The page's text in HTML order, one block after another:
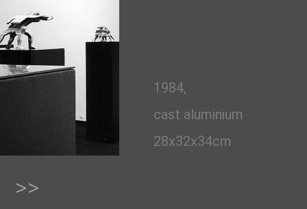
1984,
cast aluminium
28x32x34cm
>>